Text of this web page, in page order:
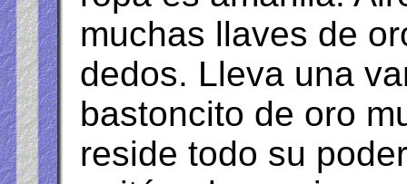
muchas llaves de
dedos. Lleva una
bastoncito de oro
reside todo su